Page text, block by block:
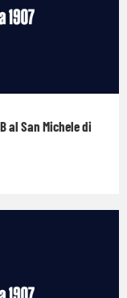
al San Michele di